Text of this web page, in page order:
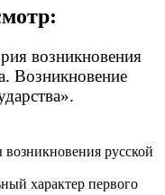
возникновения
Возникновение
русской
характер первого